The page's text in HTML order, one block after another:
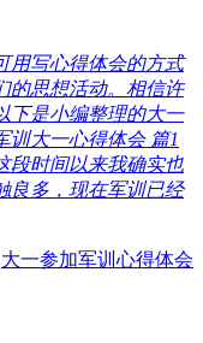
用写心得体会的方式
的思想活动。相信许
下是小编整理的大一
训大一心得体会 篇1
段时间以来我确实也
良多，现在军训已经
大一参加军训心得体会